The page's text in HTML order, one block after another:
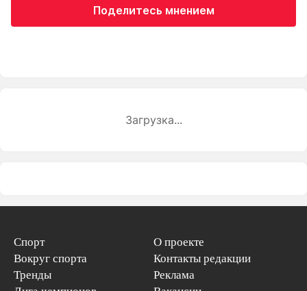
Поделитесь мнением
Загрузка...
Спорт
Вокруг спорта
Тренды
О проекте
Контакты редакции
Реклама